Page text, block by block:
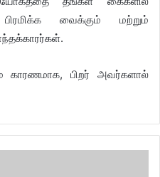
வைக்கும் மற்றும்
பிறர் அவர்களால்